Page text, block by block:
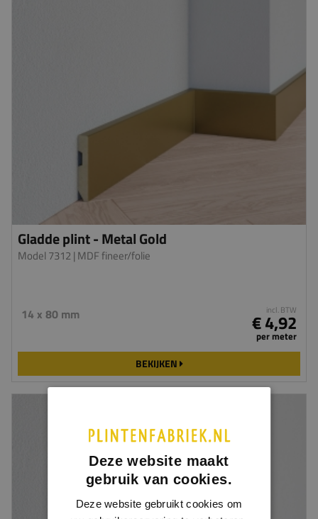
Gladde plint - Metal Gold
Model 7312| MDF fineer/folie
14 x 80 mm incl. BTW
€ 4,92
per meter
BEKIJKEN
Deze website maakt
gebruik van cookies.
Deze website gebruikt cookies om